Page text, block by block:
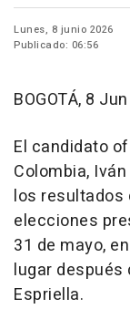
Lunes, 8 junio 2026
Publicado: 06:56
BOGOTÁ, 8
El candidato
Colombia,
los resultados
elecciones
31 de mayo,
lugar después
Espriella.